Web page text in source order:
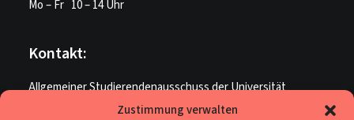
Zustimmung verwalten
Mo – Fr 10 – 14 Uhr
Kontakt:
Allgemeiner Studierendenausschuss der Universität